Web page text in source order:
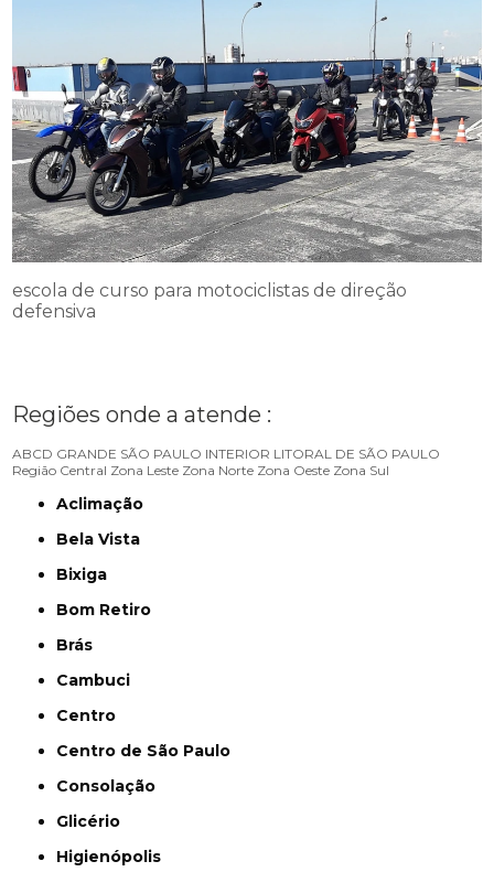
escola de curso para motociclistas de direção
defensiva
Regiões onde a atende :
ABCD GRANDE SÃO PAULO INTERIOR LITORAL DE SÃO PAULO
Região Central Zona Leste Zona Norte Zona Oeste Zona Sul
Aclimação
Bela Vista
Bixiga
Bom Retiro
Brás
Cambuci
Centro
Centro de São Paulo
Consolação
Glicério
Higienópolis